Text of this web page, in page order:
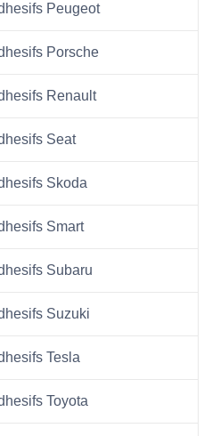
Peugeot
Porsche
Renault
Seat
Skoda
Smart
Subaru
Suzuki
Tesla
Toyota